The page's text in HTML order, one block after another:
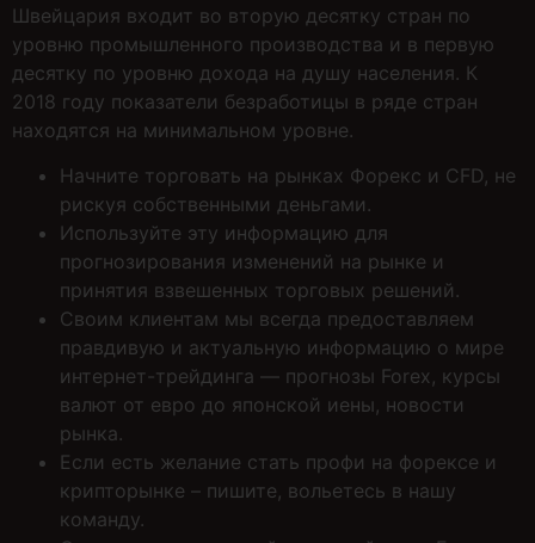
Швейцария входит во вторую десятку стран по
уровню промышленного производства и в первую
десятку по уровню дохода на душу населения. К
2018 году показатели безработицы в ряде стран
находятся на минимальном уровне.
Начните торговать на рынках Форекс и CFD, не
рискуя собственными деньгами.
Используйте эту информацию для
прогнозирования изменений на рынке и
принятия взвешенных торговых решений.
Своим клиентам мы всегда предоставляем
правдивую и актуальную информацию о мире
интернет-трейдинга — прогнозы Forex, курсы
валют от евро до японской иены, новости
рынка.
Если есть желание стать профи на форексе и
крипторынке – пишите, вольетесь в нашу
команду.